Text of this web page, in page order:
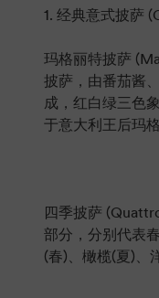
1. 经典意式披萨
玛格丽特披萨
披萨，由番茄酱
成，红白绿三色
于意大利王后玛格
四季披萨
部分，分别代表
(春)、橄榄(夏)、